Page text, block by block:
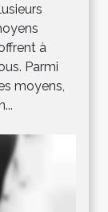
à
Parmi
moyens,